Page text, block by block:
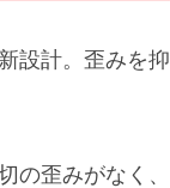
設計。歪みを抑
の歪みがなく、